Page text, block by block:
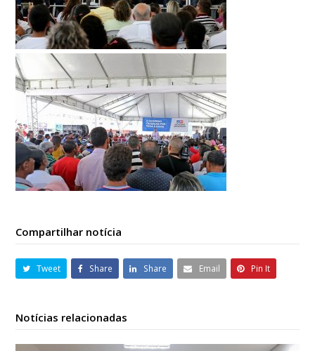
Compartilhar notícia
Tweet Share Share Email Pin It
Notícias relacionadas